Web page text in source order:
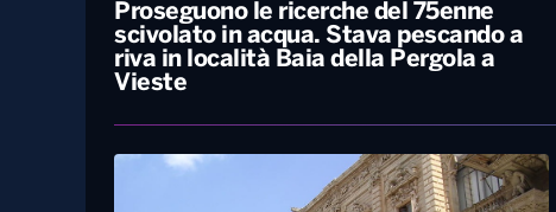
Proseguono le ricerche del 75enne
scivolato in acqua. Stava pescando a
riva in località Baia della Pergola a
Vieste